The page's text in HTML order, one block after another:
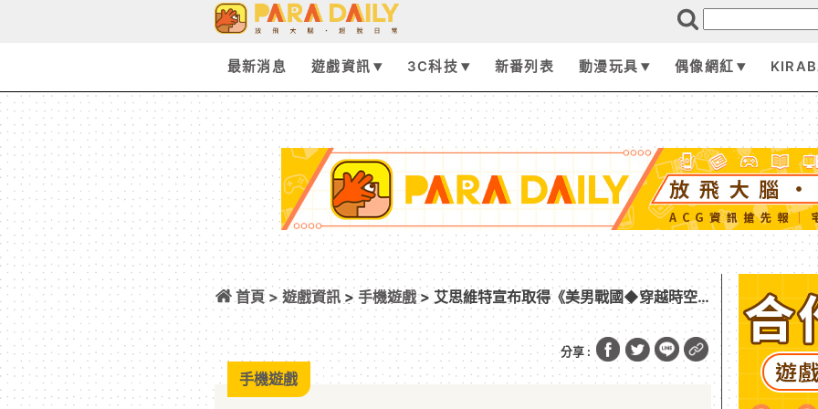
最新消息 遊戲資訊 3C科技 新番列表 動漫玩具 偶像網紅
首頁 >遊戲資訊 >手機遊戲> 艾思維特宣布取得《美男戰國◆穿越時空
之戀—永緣—》中文版代理權 系列新篇章即將展開，亂世之戀再度
改寫命運
分享 :
手機遊戲